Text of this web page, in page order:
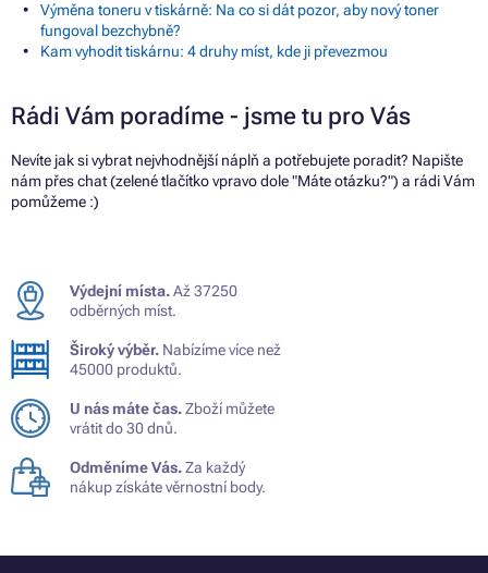
Výměna toneru v tiskárně: Na co si dát pozor, aby nový toner
fungoval bezchybně?
Kam vyhodit tiskárnu: 4 druhy míst, kde ji převezmou
Rádi Vám poradíme - jsme tu pro Vás
Nevíte jak si vybrat nejvhodnější náplň a potřebujete poradit? Napište
nám přes chat (zelené tlačítko vpravo dole "Máte otázku?") a rádi Vám
pomůžeme :)
Výdejní místa.Až 37250
odběrných míst.
Široký výběr. Nabízíme více než
45000 produktů.
U nás máte čas.Zboží můžete
vrátit do 30 dnů.
Odměníme Vás.Za každý
nákup získáte věrnostní body.